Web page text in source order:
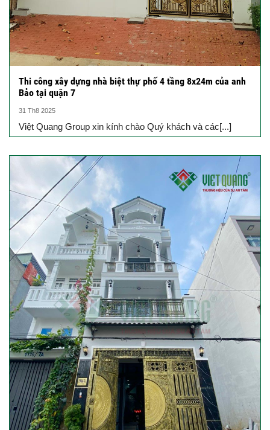
Thi công xây dựng nhà biệt thự phố 4 tầng 8x24m của anh
Bảo tại quận 7
31 Th8 2025
Việt Quang Group xin kính chào Quý khách và các[...]